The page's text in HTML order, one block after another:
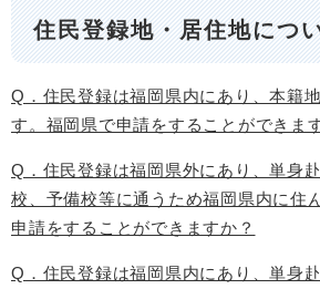
住民登録地・居住地につ
Q．住民登録は福岡県内にあり、本籍
す。福岡県で申請をすることができま
Q．住民登録は福岡県外にあり、単身
校、予備校等に通うため福岡県内に住
申請をすることができますか？
Q．住民登録は福岡県内にあり、単身